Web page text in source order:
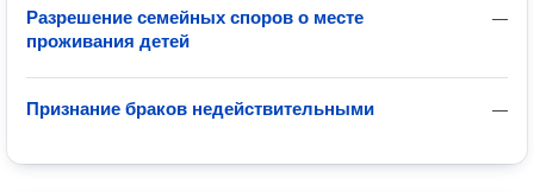
—
Разрешение семейных споров о месте
проживания детей
—
Признание браков недействительными